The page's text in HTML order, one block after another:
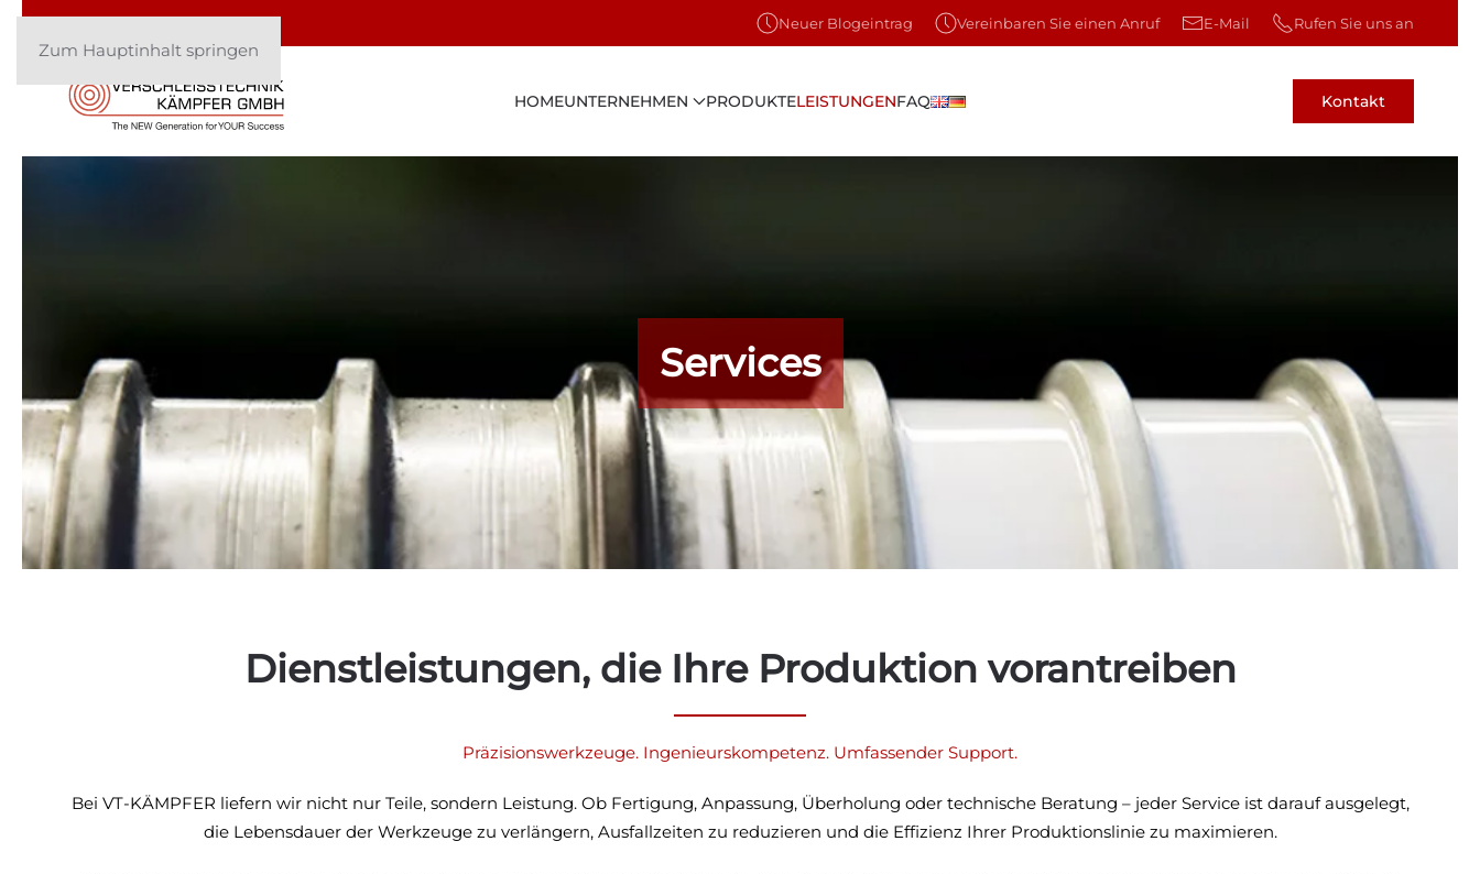
Zum Hauptinhalt springen
Neuer Blogeintrag Vereinbaren Sie einen Anruf E-Mail Rufen Sie uns an
HOMEUNTERNEHMEN PRODUKTELEISTUNGENFAQ Kontakt
Services
Dienstleistungen, die Ihre Produktion vorantreiben
Präzisionswerkzeuge. Ingenieurskompetenz. Umfassender Support.
Bei VT-KÄMPFER liefern wir nicht nur Teile, sondern Leistung. Ob Fertigung, Anpassung, Überholung oder technische Beratung – jeder Service ist darauf ausgelegt,
die Lebensdauer der Werkzeuge zu verlängern, Ausfallzeiten zu reduzieren und die Effizienz Ihrer Produktionslinie zu maximieren.